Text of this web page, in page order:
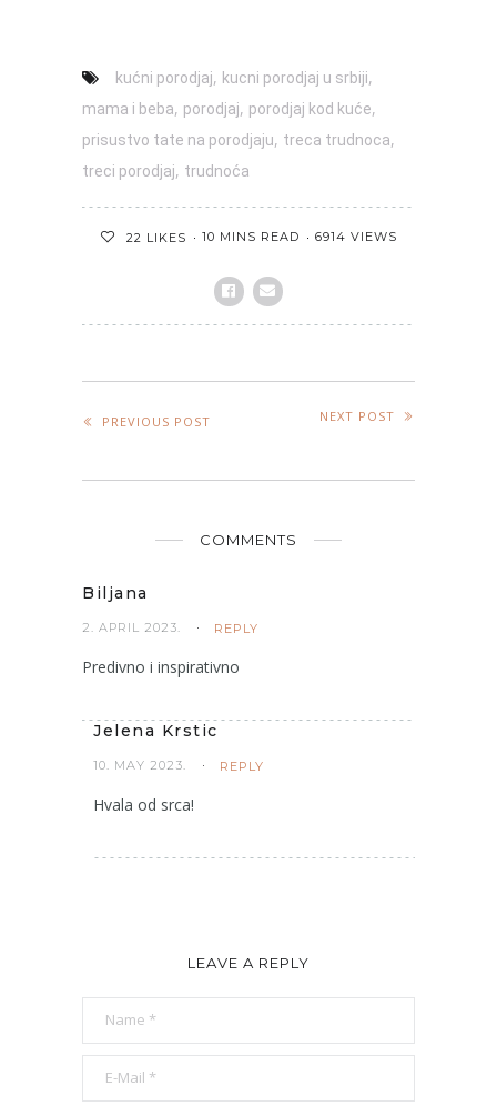
kućni porodjaj, kucni porodjaj u srbiji,
mama i beba, porodjaj, porodjaj kod kuće,
prisustvo tate na porodjaju, treca trudnoca,
treci porodjaj, trudnoća
22 LIKES 10 MINS READ 6914 VIEWS
PREVIOUS POST NEXT POST
COMMENTS
Biljana
2. APRIL 2023. REPLY
Predivno i inspirativno
Jelena Krstic
10. MAY 2023. REPLY
Hvala od srca!
LEAVE A REPLY